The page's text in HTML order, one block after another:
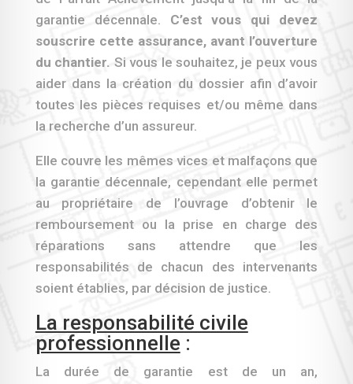
garantie décennale. C’est vous qui devez
souscrire cette assurance, avant l’ouverture
du chantier. Si vous le souhaitez, je peux vous
aider dans la création du dossier afin d’avoir
toutes les pièces requises et/ou même dans
la recherche d’un assureur.
Elle couvre les mêmes vices et malfaçons que
la garantie décennale, cependant elle permet
au propriétaire de l’ouvrage d’obtenir le
remboursement ou la prise en charge des
réparations sans attendre que les
responsabilités de chacun des intervenants
soient établies, par décision de justice.
La responsabilité civile
professionnelle :
La durée de garantie est de un an,